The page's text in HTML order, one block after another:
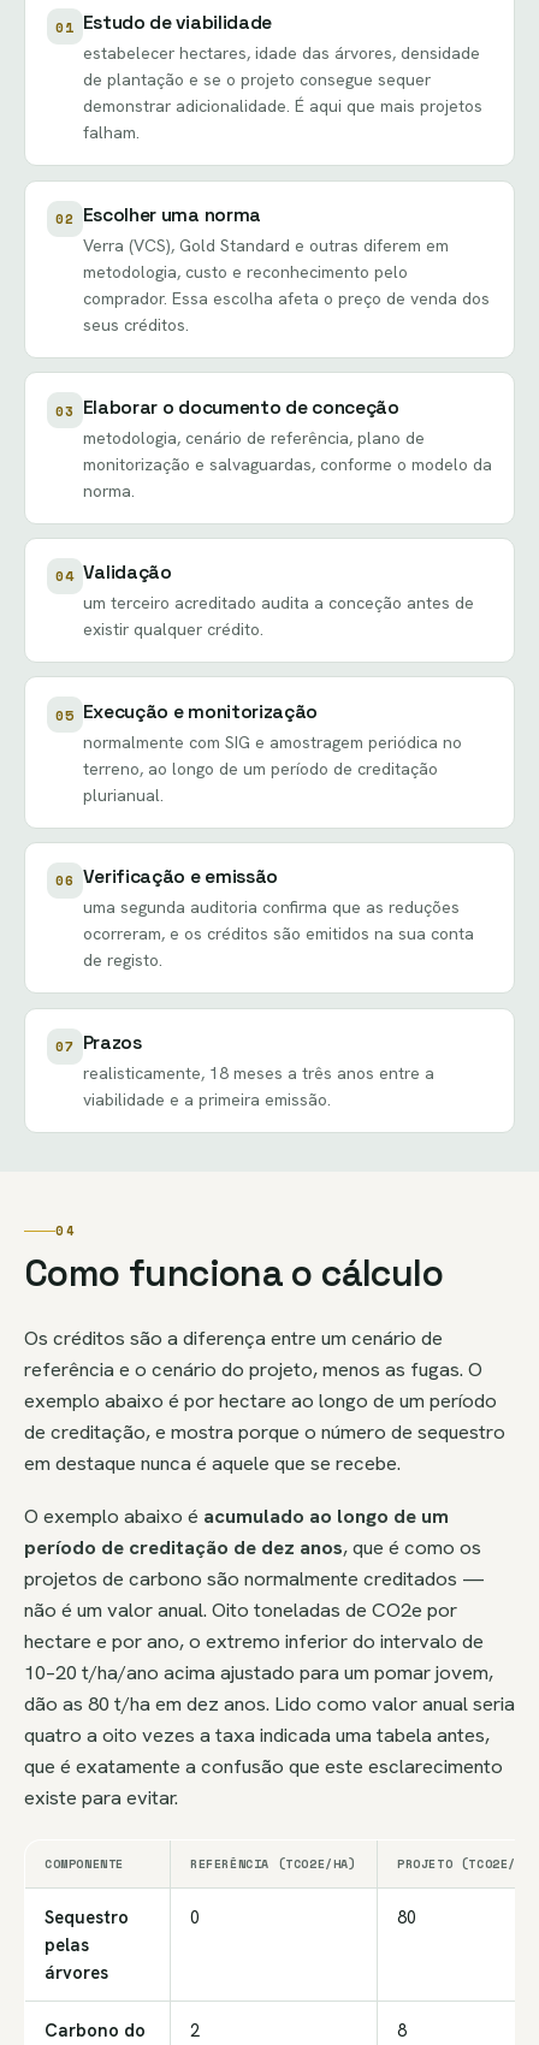
01 Estudo de viabilidade
estabelecer hectares, idade das árvores, densidade
de plantação e se o projeto consegue sequer
demonstrar adicionalidade. É aqui que mais projetos
falham.
02 Escolher uma norma
Verra (VCS), Gold Standard e outras diferem em
metodologia, custo e reconhecimento pelo
comprador. Essa escolha afeta o preço de venda dos
seus créditos.
03 Elaborar o documento de conceção
metodologia, cenário de referência, plano de
monitorização e salvaguardas, conforme o modelo da
norma.
04 Validação
um terceiro acreditado audita a conceção antes de
existir qualquer crédito.
05 Execução e monitorização
normalmente com SIG e amostragem periódica no
terreno, ao longo de um período de creditação
plurianual.
06 Verificação e emissão
uma segunda auditoria confirma que as reduções
ocorreram, e os créditos são emitidos na sua conta
de registo.
07 Prazos
realisticamente, 18 meses a três anos entre a
viabilidade e a primeira emissão.
04
Como funciona o cálculo
Os créditos são a diferença entre um cenário de
referência e o cenário do projeto, menos as fugas. O
exemplo abaixo é por hectare ao longo de um período
de creditação, e mostra porque o número de sequestro
em destaque nunca é aquele que se recebe.
O exemplo abaixo é acumulado ao longo de um
período de creditação de dez anos, que é como os
projetos de carbono são normalmente creditados —
não é um valor anual. Oito toneladas de CO2e por
hectare e por ano, o extremo inferior do intervalo de
10–20 t/ha/ano acima ajustado para um pomar jovem,
dão as 80 t/ha em dez anos. Lido como valor anual seria
quatro a oito vezes a taxa indicada uma tabela antes,
que é exatamente a confusão que este esclarecimento
existe para evitar.
COMPONENTE REFERÊNCIA (TCO2E/HA) PROJETO (TCO2E/HA)
Sequestro
pelas
árvores
0 80
Carbono do
2 8